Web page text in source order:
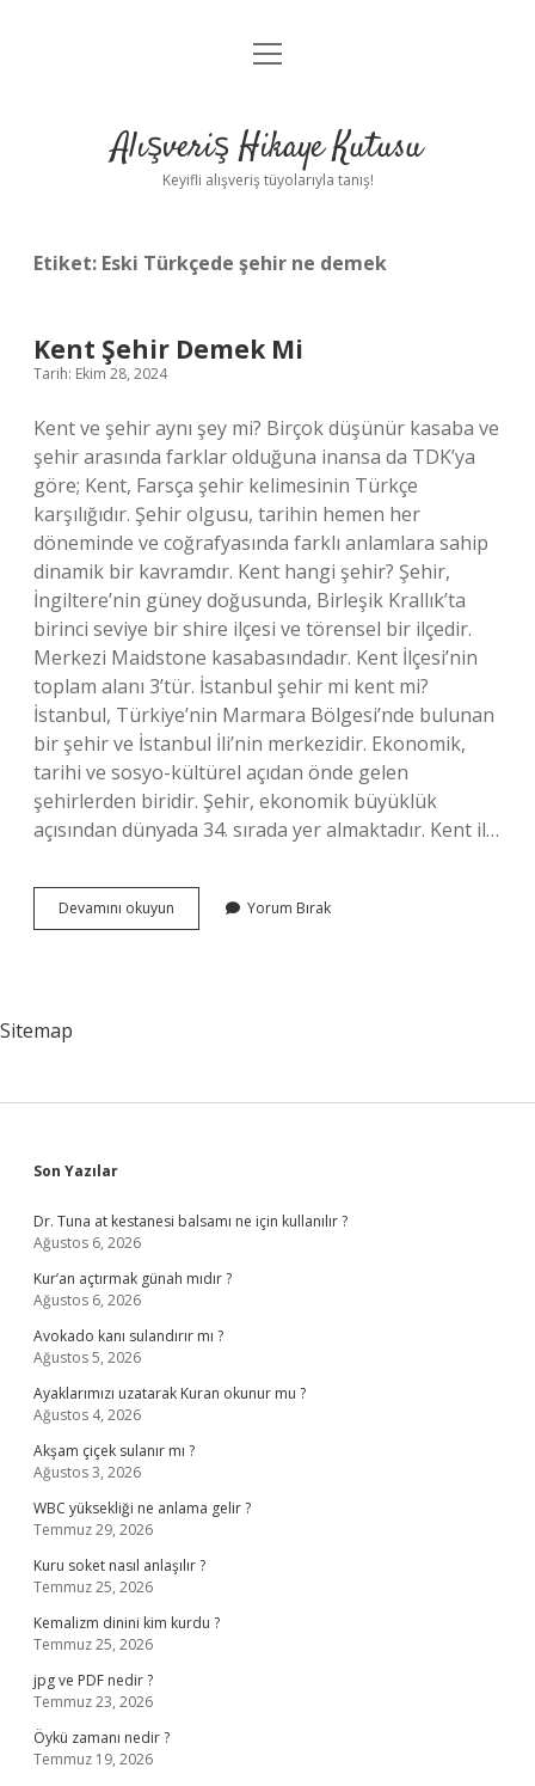
Anasayfa
Yasal Uyarı
menüyü
Alışveriş Hikaye Kutusu
Keyifli alışveriş tüyolarıyla tanış!
Etiket: Eski Türkçede şehir ne demek
Kent Şehir Demek Mi
Tarih: Ekim 28, 2024
Kent ve şehir aynı şey mi? Birçok düşünür kasaba ve
şehir arasında farklar olduğuna inansa da TDK’ya
göre; Kent, Farsça şehir kelimesinin Türkçe
karşılığıdır. Şehir olgusu, tarihin hemen her
döneminde ve coğrafyasında farklı anlamlara sahip
dinamik bir kavramdır. Kent hangi şehir? Şehir,
İngiltere’nin güney doğusunda, Birleşik Krallık’ta
birinci seviye bir shire ilçesi ve törensel bir ilçedir.
Merkezi Maidstone kasabasındadır. Kent İlçesi’nin
toplam alanı 3’tür. İstanbul şehir mi kent mi?
İstanbul, Türkiye’nin Marmara Bölgesi’nde bulunan
bir şehir ve İstanbul İli’nin merkezidir. Ekonomik,
tarihi ve sosyo-kültürel açıdan önde gelen
şehirlerden biridir. Şehir, ekonomik büyüklük
açısından dünyada 34. sırada yer almaktadır. Kent il…
Devamını okuyun
Şehir
Yorum Bırak
Sitemap
Sidebar
Son Yazılar
Dr. Tuna at kestanesi balsamı ne için kullanılır ?
Ağustos 6, 2026
Kur’an açtırmak günah mıdır ?
Ağustos 6, 2026
Avokado kanı sulandırır mı ?
Ağustos 5, 2026
Ayaklarımızı uzatarak Kuran okunur mu ?
Ağustos 4, 2026
Akşam çiçek sulanır mı ?
Ağustos 3, 2026
WBC yüksekliği ne anlama gelir ?
Temmuz 29, 2026
Kuru soket nasıl anlaşılır ?
Temmuz 25, 2026
Kemalizm dinini kim kurdu ?
Temmuz 25, 2026
jpg ve PDF nedir ?
Temmuz 23, 2026
Öykü zamanı nedir ?
Temmuz 19, 2026